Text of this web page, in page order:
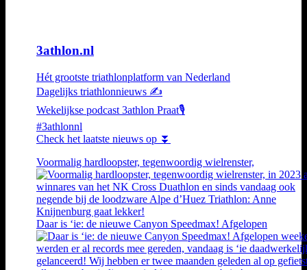
3athlon.nl
Hét grootste triathlonplatform van Nederland
Dagelijks triathlonnieuws ✍️
Wekelijkse podcast 3athlon Praat🎙️
#3athlonnl
Check het laatste nieuws op ⏬
Voormalig hardloopster, tegenwoordig wielrenster,
Daar is ‘ie: de nieuwe Canyon Speedmax! Afgelopen